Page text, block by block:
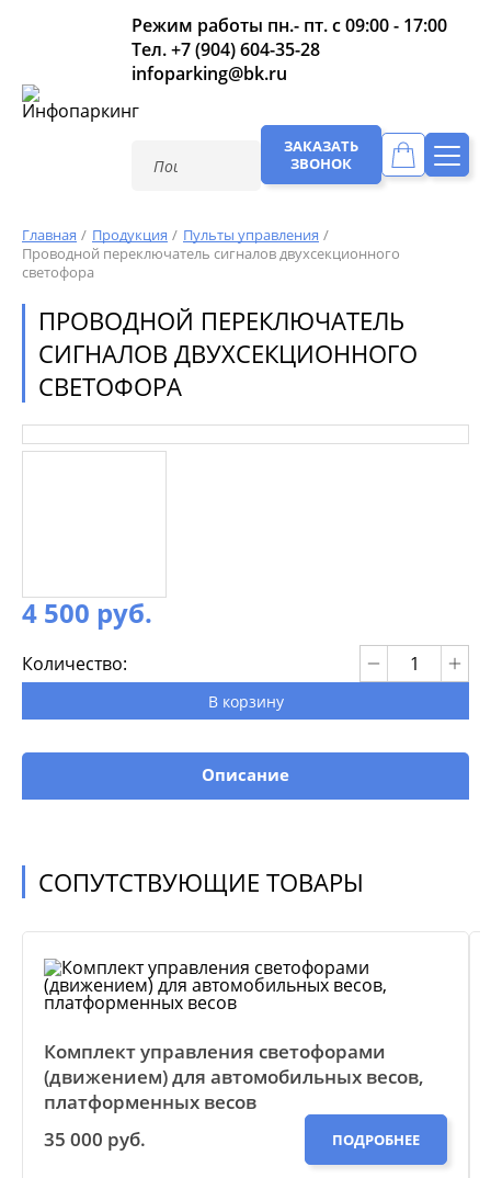
Режим работы пн.- пт. с 09:00 - 17:00
Тел.+7 (904) 604-35-28
infoparking@bk.ru
ЗАКАЗАТЬ
ЗВОНОК
Главная Продукция
Пульты управления
Проводной переключатель сигналов двухсекционного
светофора
ПРОВОДНОЙ ПЕРЕКЛЮЧАТЕЛЬ
СИГНАЛОВ ДВУХСЕКЦИОННОГО
СВЕТОФОРА
4 500 руб.
Количество:
В корзину
Описание
СОПУТСТВУЮЩИЕ ТОВАРЫ
Комплект управления светофорами
(движением) для автомобильных весов,
платформенных весов
35 000 руб.
ПОДРОБНЕЕ